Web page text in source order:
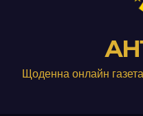
Щоденна онлайн